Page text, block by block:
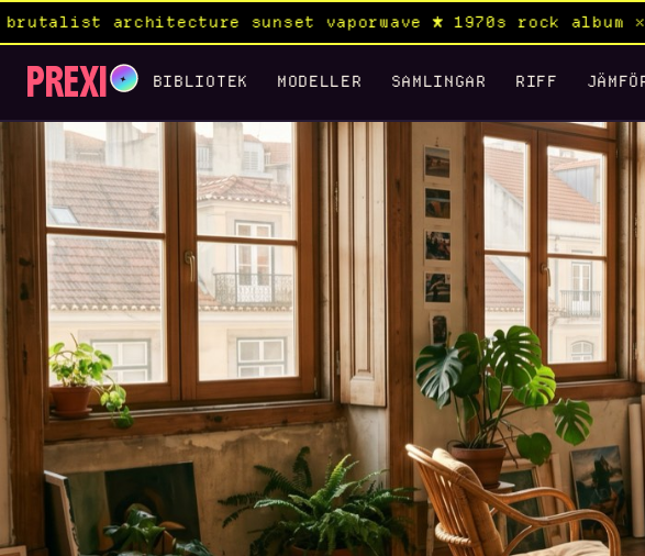
sunset vaporwave ★ 1970s rock album × medium
PREXI ✦ BIBLIOTEK MODELLER SAMLINGAR RIFF